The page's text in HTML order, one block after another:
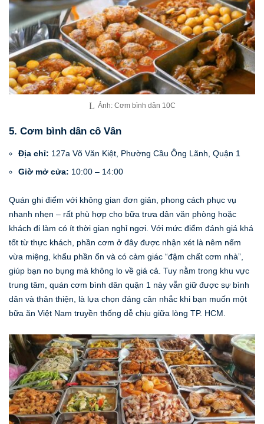
Ảnh: Cơm bình dân 10C
5. Cơm bình dân cô Vân
Địa chỉ: 127a Võ Văn Kiệt, Phường Cầu Ông Lãnh, Quận 1
Giờ mở cửa: 10:00 – 14:00
Quán ghi điểm với không gian đơn giản, phong cách phục vụ
nhanh nhẹn – rất phù hợp cho bữa trưa dân văn phòng hoặc
khách đi làm có ít thời gian nghỉ ngơi. Với mức điểm đánh giá khá
tốt từ thực khách, phần cơm ở đây được nhận xét là nêm nếm
vừa miệng, khẩu phần ổn và có cảm giác “đậm chất cơm nhà”,
giúp bạn no bụng mà không lo về giá cả. Tuy nằm trong khu vực
trung tâm, quán cơm bình dân quận 1 này vẫn giữ được sự bình
dân và thân thiện, là lựa chọn đáng cân nhắc khi bạn muốn một
bữa ăn Việt Nam truyền thống dễ chịu giữa lòng TP. HCM.